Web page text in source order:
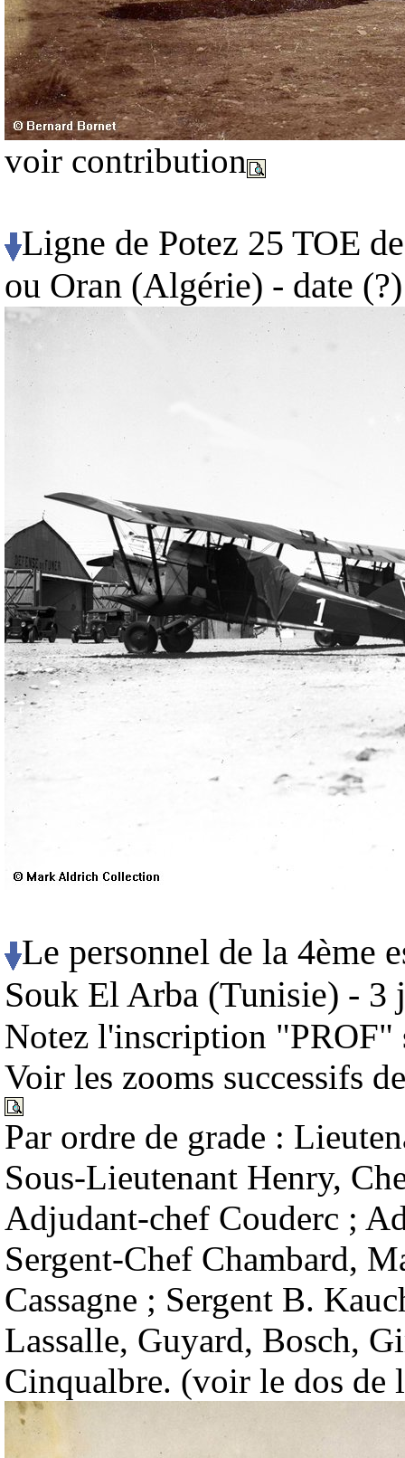
voir contribution
Ligne de Potez 25 TOE
ou Oran (Algérie) - date
Le personnel de la 4ème
Souk El Arba (Tunisie) -
Notez l'inscription "PROF"
Voir les zooms successifs
Par ordre de grade :
Sous-Lieutenant Henry,
Adjudant-chef Couderc ;
Sergent-Chef Chambard,
Cassagne ; Sergent B.
Lassalle, Guyard, Bosch,
Cinqualbre. (voir le dos de